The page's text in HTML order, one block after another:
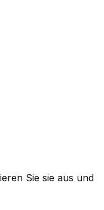
Sie sie aus und